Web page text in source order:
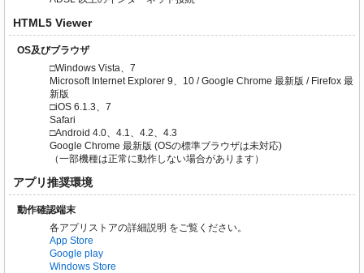
HTML5 Viewer
OS及びブラウザ
□Windows Vista、7
Microsoft Internet Explorer 9、10 / Google Chrome 最新版 / Firefox 最
新版
□iOS 6.1.3、7
Safari
□Android 4.0、4.1、4.2、4.3
Google Chrome 最新版 (OSの標準ブラウザは未対応)
（一部機種は正常に動作しない場合があります）
アプリ推奨環境
動作確認端末
各アプリストアの詳細説明 をご覧ください。
App Store
Google play
Windows Store